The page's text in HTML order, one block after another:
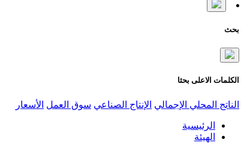
بحث
الكلمات الاعلى بحثا
الناتج المحلي الإجمالي الإنتاج الصناعي سوق العمل الأسعار
الرئيسية
الهيئة